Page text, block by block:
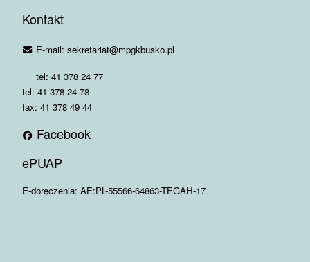
Kontakt
E-mail: sekretariat@mpgkbusko.pl
tel: 41 378 24 77
tel: 41 378 24 78
fax: 41 378 49 44
Facebook
ePUAP
E-doręczenia: AE:PL-55566-64863-TEGAH-17